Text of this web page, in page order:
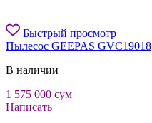
Быстрый просмотр
Пылесос GEEPAS GVC19018
В наличии
1 575 000 сум
Написать